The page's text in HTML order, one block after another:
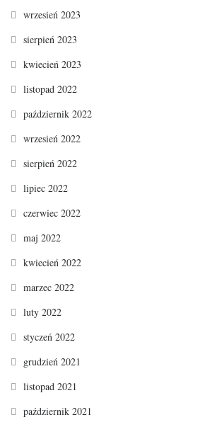
wrzesień 2023
sierpień 2023
kwiecień 2023
listopad 2022
październik 2022
wrzesień 2022
sierpień 2022
lipiec 2022
czerwiec 2022
maj 2022
kwiecień 2022
marzec 2022
luty 2022
styczeń 2022
grudzień 2021
listopad 2021
październik 2021